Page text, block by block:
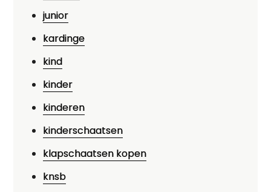
junior
kardinge
kind
kinder
kinderen
kinderschaatsen
klapschaatsen kopen
knsb